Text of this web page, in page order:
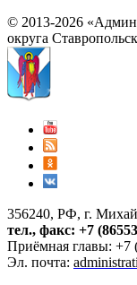
© 2013-2026
округа
356240, РФ, г.
тел., факс: +7
Приёмная главы: +7
Эл. почта: